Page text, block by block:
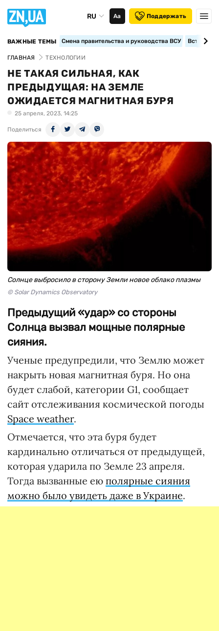
RU Аа Поддержать
ВАЖНЫЕ ТЕМЫ Смена правительства и руководства ВСУ
ГЛАВНАЯ ТЕХНОЛОГИИ
НЕ ТАКАЯ СИЛЬНАЯ, КАК
ПРЕДЫДУЩАЯ: НА ЗЕМЛЕ
ОЖИДАЕТСЯ МАГНИТНАЯ БУРЯ
25 апреля, 2023, 14:25
Поделиться
Солнце выбросило в сторону Земли новое облако плазмы
© Solar Dynamics Observatory
Предыдущий «удар» со стороны
Солнца вызвал мощные полярные
сияния.
Ученые предупредили, что Землю может
накрыть новая магнитная буря. Но она
будет слабой, категории G1, сообщает
сайт отслеживания космической погоды
Space weather.
Отмечается, что эта буря будет
кардинально отличаться от предыдущей,
которая ударила по Земле 23 апреля.
Тогда вызванные ею полярные сияния
можно было увидеть даже в Украине.